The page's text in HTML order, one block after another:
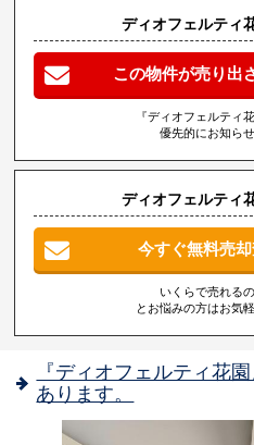
ディオフェルティ
この物件が売り出
『ディオフェルティ
優先的にお知ら
ディオフェルティ
今すぐ無料売
いくらで売れる
とお悩みの方はお気
『ディオフェルティ花
あります。